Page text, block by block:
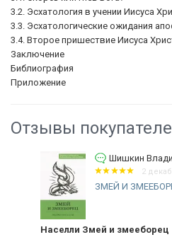
3.2. Эсхатология в учении Иисуса
3.3. Эсхатологические ожидания
3.4. Второе пришествие Иисуса
Заключение
Библиография
Приложение
Отзывы
Шишкин Владимир
2 декабря
ЗМЕЙ И ЗМЕЕБОРЕЦ.
Населли Змей и змееборец